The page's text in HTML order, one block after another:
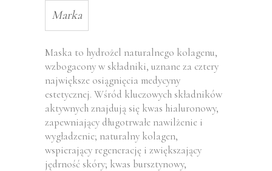
Marka
Maska to hydrożel naturalnego kolagenu,
wzbogacony w składniki, uznane za cztery
największe osiągnięcia medycyny
estetycznej. Wśród kluczowych składników
aktywnych znajdują się kwas hialuronowy,
zapewniający długotrwałe nawilżenie i
wygładzenie; naturalny kolagen,
wspierający regenerację i zwiększający
jędrność skóry; kwas bursztynowy,